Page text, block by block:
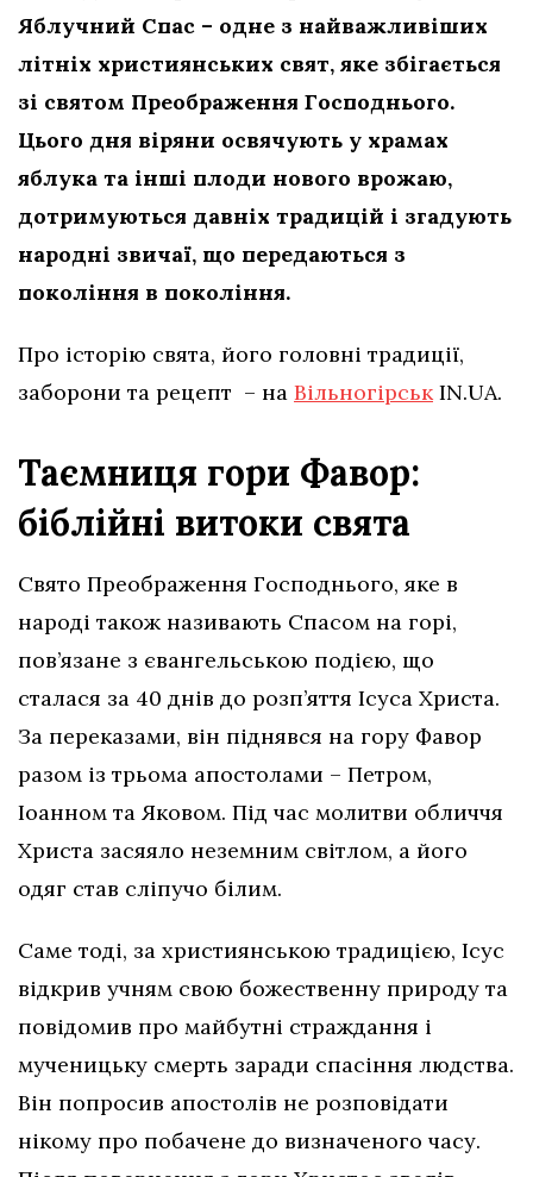
Яблучний Спас – одне з найважливіших
літніх християнських свят, яке збігається
зі святом Преображення Господнього.
Цього дня віряни освячують у храмах
яблука та інші плоди нового врожаю,
дотримуються давніх традицій і згадують
народні звичаї, що передаються з
покоління в покоління.
Про історію свята, його головні традиції,
заборони та рецепт – на ВільногірськIN.UA.
Таємниця гори Фавор:
біблійні витоки свята
Свято Преображення Господнього, яке в
народі також називають Спасом на горі,
пов’язане з євангельською подією, що
сталася за 40 днів до розп’яття Ісуса Христа.
За переказами, він піднявся на гору Фавор
разом із трьома апостолами – Петром,
Іоанном та Яковом. Під час молитви обличчя
Христа засяяло неземним світлом, а його
одяг став сліпучо білим.
Саме тоді, за християнською традицією, Ісус
відкрив учням свою божественну природу та
повідомив про майбутні страждання і
мученицьку смерть заради спасіння людства.
Він попросив апостолів не розповідати
нікому про побачене до визначеного часу.